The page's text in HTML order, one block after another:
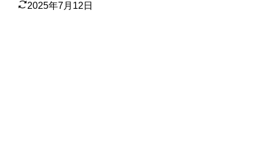
2025年7月12日